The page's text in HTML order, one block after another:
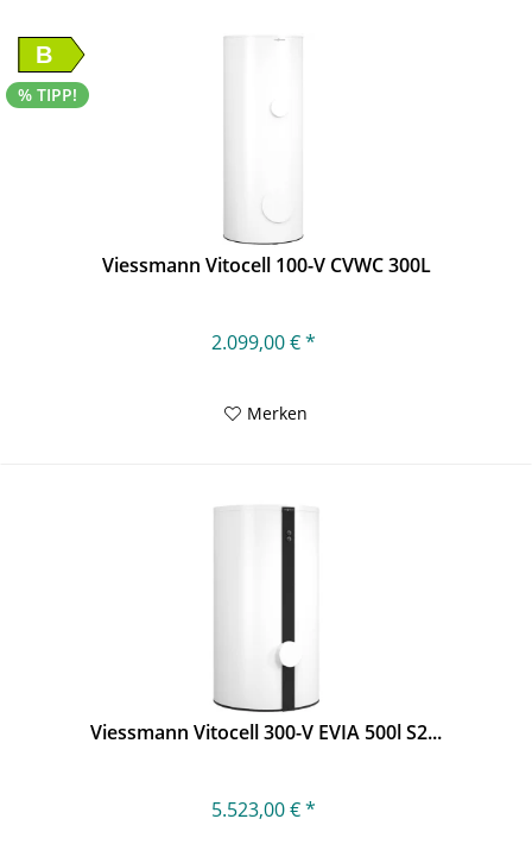
B
% TIPP!
Viessmann Vitocell 100-V CVWC 300L
2.099,00 € *
Merken
Viessmann Vitocell 300-V EVIA 500l S2...
5.523,00 € *